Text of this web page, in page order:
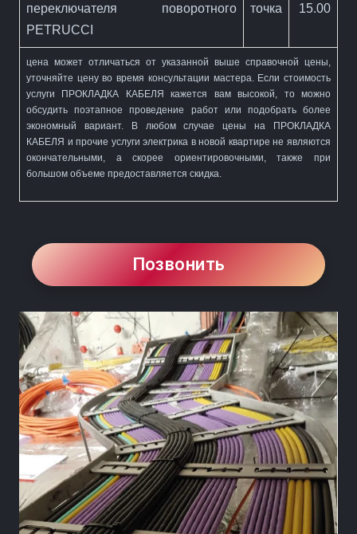
переключателя поворотного
PETRUCCI
точка 15.00
цена может отличаться от указанной выше справочной цены,
уточняйте цену во время консультации мастера. Если стоимость
услуги
ПРОКЛАДКА КАБЕЛЯ
кажется вам высокой, то можно
обсудить поэтапное проведение работ или подобрать более
экономный вариант. В любом случае цены на
ПРОКЛАДКА
КАБЕЛЯ и прочие услуги электрика в новой квартире не являются
окончательными, а скорее ориентировочными, также при
большом объеме предоставляется скидка.
Позвонить